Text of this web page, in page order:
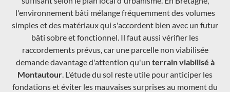
l'environnement bâti mélange fréquemment des volumes
simples et des matériaux qui s'accordent bien avec un futur
bâti sobre et fonctionnel. Il faut aussi vérifier les
raccordements prévus, car une parcelle non viabilisée
demande davantage d'attention qu'un terrain viabilisé à
Montautour. L'étude du sol reste utile pour anticiper les
fondations et éviter les mauvaises surprises au moment du